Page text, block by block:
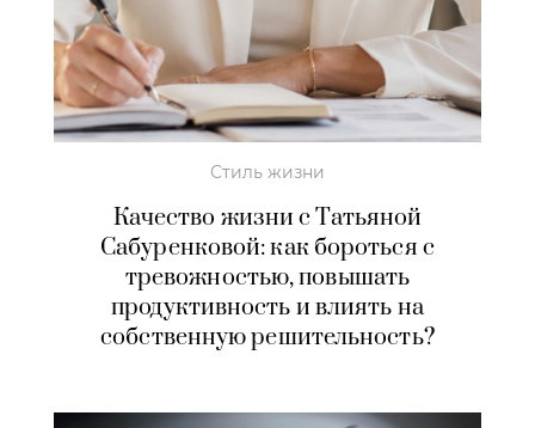
Стиль жизни
Качество жизни с Татьяной
Сабуренковой: как бороться с
тревожностью, повышать
продуктивность и влиять на
собственную решительность?